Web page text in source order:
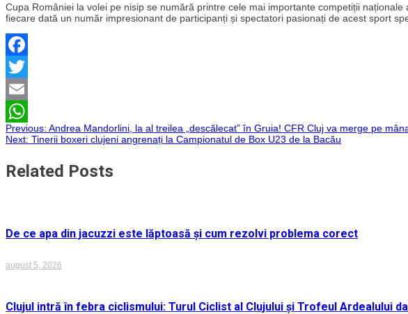
Cupa României la volei pe nisip se numără printre cele mai importante competiții
fiecare dată un număr impresionant de participanți și spectatori pasionați de acest sport
Facebook
Twitter
Email
WhatsApp
Navigare
în
Previous: Andrea Mandorlini, la al treilea „descălecat” în Gruia! CFR Cluj va merge pe
Next: Tinerii boxeri clujeni angrenați la Campionatul de Box U23 de la Bacău
Related Posts
De ce apa din jacuzzi este lăptoasă și cum rezolvi problema corect
august 5, 2026
Clujul intră în febra ciclismului: Turul Ciclist al Clujului și Trofeul Ardealului